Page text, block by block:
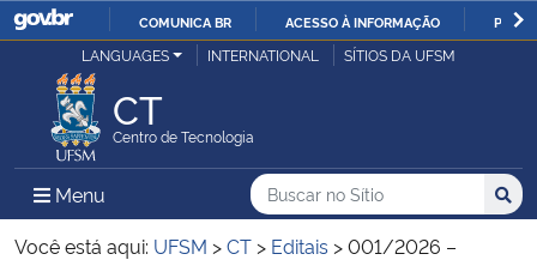
IR
COMUNICA BR ACESSO À INFORMAÇÃO
Ministério da Justiça e Segurança Pública
Ministério da Defesa
Ministério das Relações Exteriores
LANGUAGES INTERNATIONAL SÍTIOS DA UFSM
CT
Centro de Tecnologia
Menu Menu Principal do Sítio
Busca
Buscar no no Sítio
Busca:
Você está aqui: UFSM >CT > Editais >001/2026 –